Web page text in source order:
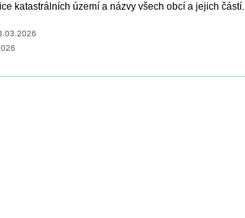
katastrálních území a názvy všech obcí a jejich částí.